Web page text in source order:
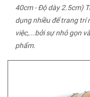
40cm - Độ dày 2.5cm)
dụng nhiều để trang trí
việc,...bởi sự nhỏ gọn
phẩm.